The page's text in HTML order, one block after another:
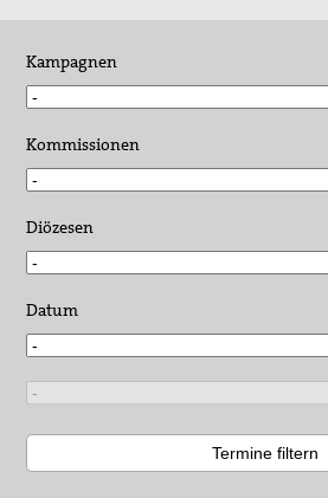
Kampagnen
Kommissionen
Diözesen
Datum